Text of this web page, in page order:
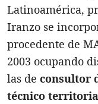
Latinoamérica,
Iranzo se
procedente de
2003 ocupando
las de consultor
técnico territoria